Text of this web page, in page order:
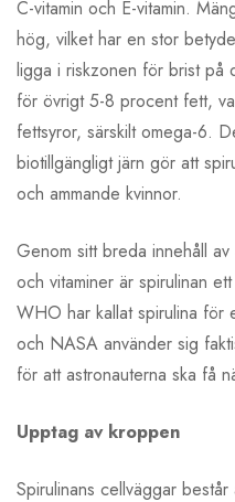
C-vitamin och E-vitamin.
hög, vilket har en stor
ligga i riskzonen för brist på
för övrigt 5-8 procent fett,
fettsyror, särskilt omega-6.
biotillgängligt järn gör att
och ammande kvinnor.
Genom sitt breda innehåll
och vitaminer är spirulinan
WHO har kallat spirulina för
och NASA använder sig
för att astronauterna ska få
Upptag av kroppen
Spirulinans cellväggar